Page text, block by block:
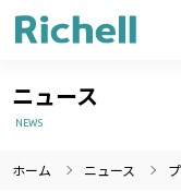
製品情報のみを検索
ニュース
NEWS
ホーム ニュース